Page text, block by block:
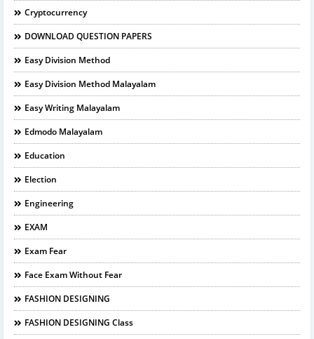
Cryptocurrency
DOWNLOAD QUESTION PAPERS
Easy Division Method
Easy Division Method Malayalam
Easy Writing Malayalam
Edmodo Malayalam
Education
Election
Engineering
EXAM
Exam Fear
Face Exam Without Fear
FASHION DESIGNING
FASHION DESIGNING Class